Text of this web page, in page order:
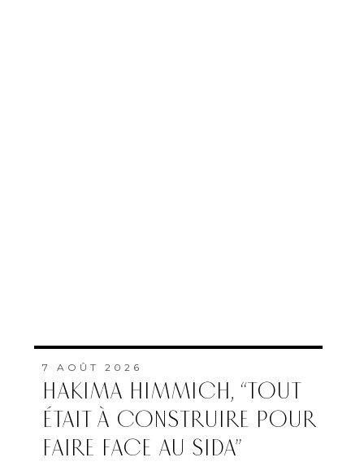
7 AOÛT 2026
HAKIMA HIMMICH, “TOUT
ÉTAIT À CONSTRUIRE POUR
FAIRE FACE AU SIDA”